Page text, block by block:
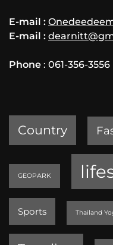
E-mail :
E-mail :
Phone : 061-356-3556
Country
GEOPARK
Sports Thailand